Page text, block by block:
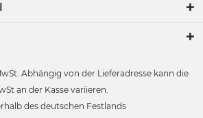
Abhängig von der Lieferadresse kann die
an der Kasse variieren.
des deutschen Festlands